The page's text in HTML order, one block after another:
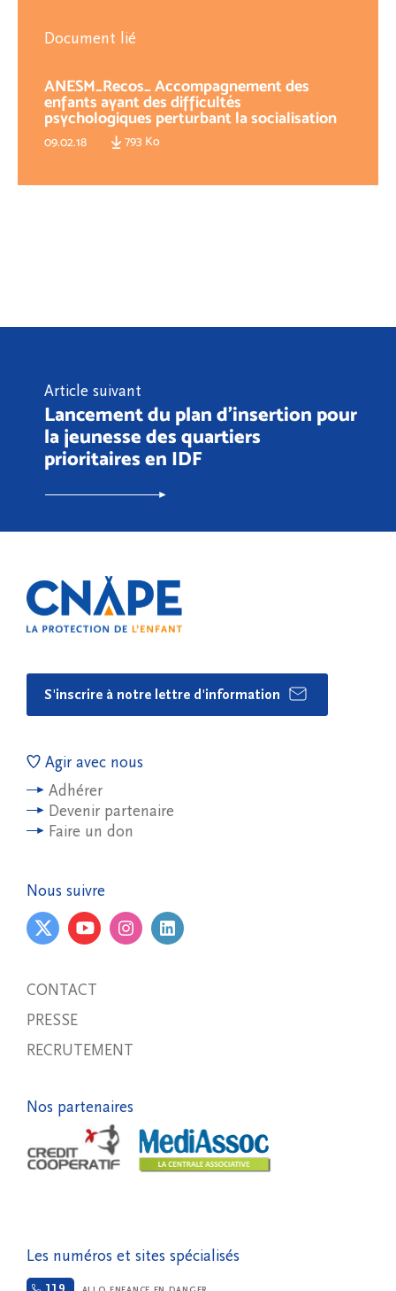
Document lié
ANESM_Recos_ Accompagnement des
enfants ayant des difficultés
psychologiques perturbant la socialisation
09.02.18 793 Ko
Article suivant
Lancement du plan d’insertion pour
la jeunesse des quartiers
prioritaires en IDF
S'inscrire à notre lettre d'information
Agir avec nous
Adhérer
Devenir partenaire
Faire un don
Nous suivre
CONTACT
PRESSE
RECRUTEMENT
Nos partenaires
Les numéros et sites spécialisés